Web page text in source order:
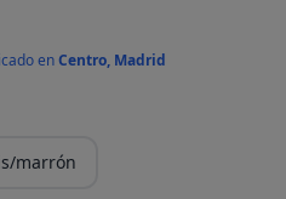
enCentro, Madrid
marrón